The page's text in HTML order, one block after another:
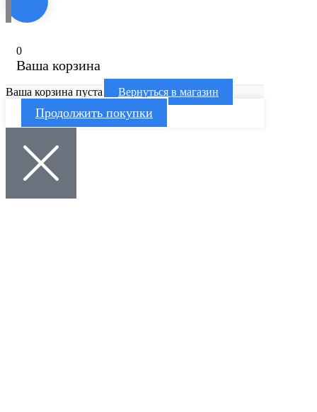
0
Ваша корзина
Ваша корзина пуста Вернуться в магазин
Продолжить покупки